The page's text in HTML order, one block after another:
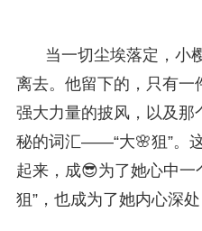
当一切尘埃落定，小
离去。他留下的，只有一
强大力量的披风，以及那
秘的词汇——“大🌸狙”。
起来，成😎为了她心中一
狙”，也成为了她内心深